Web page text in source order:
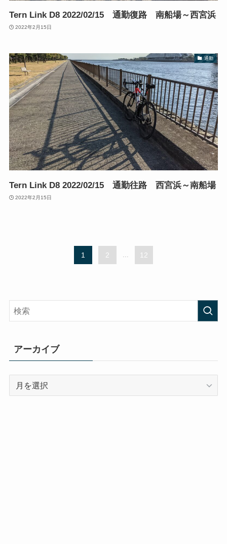
Tern Link D8 2022/02/15 通勤復路 南船場～西宮浜
2022年2月15日
通勤
Tern Link D8 2022/02/15 通勤往路 西宮浜～南船場
2022年2月15日
1 2 ... 12
アーカイブ